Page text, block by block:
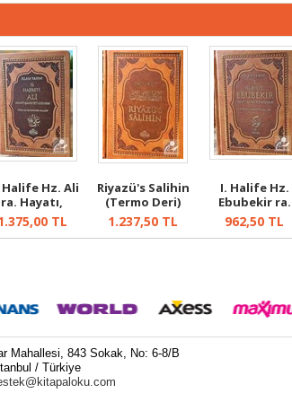
Halife Hz. Ali
ra. Hayatı,
Şahsiyeti...
TL
Riyazü's Salihin
(Termo Deri)
1.237,50 TL
I. Halife Hz.
Ebubekir ra.
Hayatı, Şahsi...
962,50 TL
Mahallesi, 843 Sokak, No: 6-8/B
/ Türkiye